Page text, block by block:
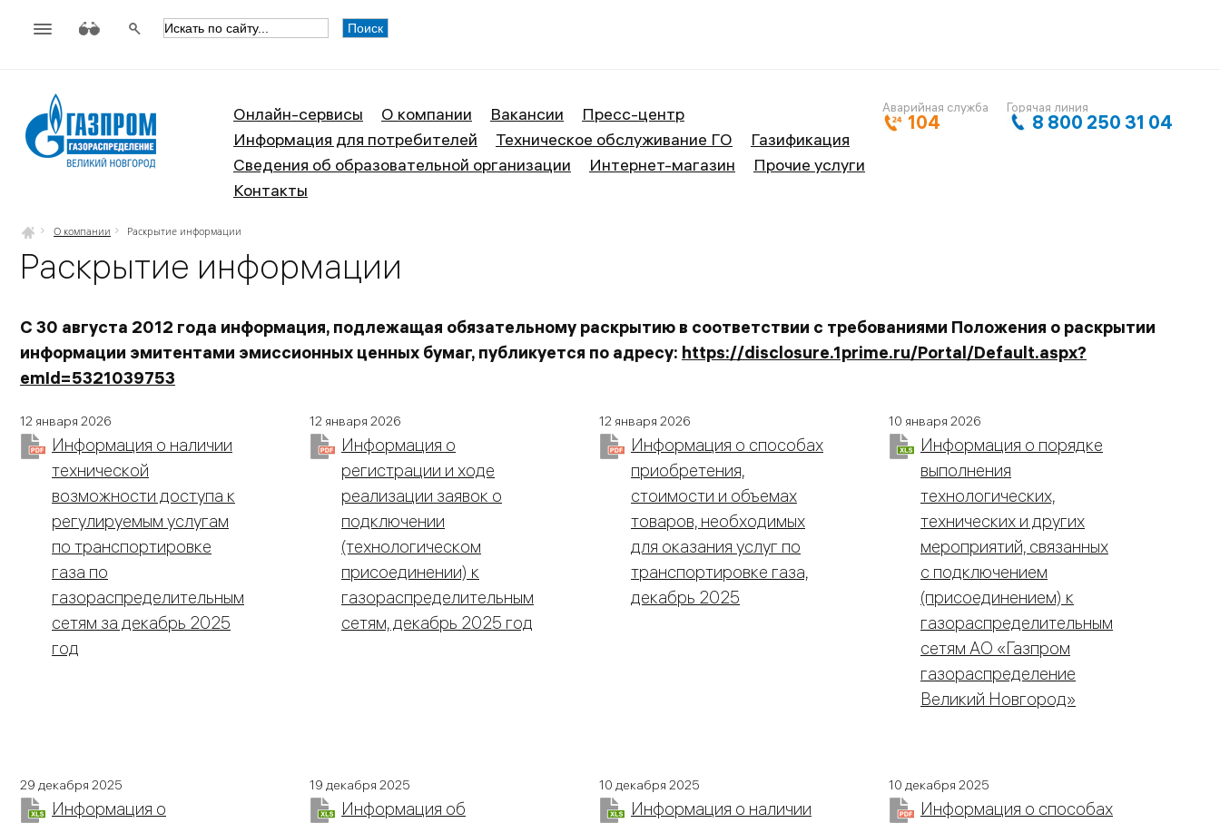
Онлайн-сервисы О компании Вакансии
Пресс-центр
Информация для потребителей
Техническое обслуживание ГО
Газификация
Сведения об образовательной организации
Интернет-магазин
Прочие услуги
Контакты
Аварийная служба
104
Горячая линия
8 800 250 31 04
О компании Раскрытие информации
Раскрытие информации
С 30 августа 2012 года информация, подлежащая обязательному раскрытию в соответствии с требованиями Положения о раскрытии
информации эмитентами эмиссионных ценных бумаг, публикуется по адресу: https://disclosure.1prime.ru/Portal/Default.aspx?
emId=5321039753
12 января 2026
Информация о наличии
технической
возможности доступа к
регулируемым услугам
по транспортировке
газа по
газораспределительным
сетям за декабрь 2025
год
12 января 2026
Информация о
регистрации и ходе
реализации заявок о
подключении
(технологическом
присоединении) к
газораспределительным
сетям, декабрь 2025 год
12 января 2026
Информация о способах
приобретения,
стоимости и объемах
товаров, необходимых
для оказания услуг по
транспортировке газа,
декабрь 2025
10 января 2026
Информация о порядке
выполнения
технологических,
технических и других
мероприятий, связанных
с подключением
(присоединением) к
газораспределительным
сетям АО «Газпром
газораспределение
Великий Новгород»
29 декабря 2025
Информация о
19 декабря 2025
Информация об
10 декабря 2025
Информация о наличии
10 декабря 2025
Информация о способах